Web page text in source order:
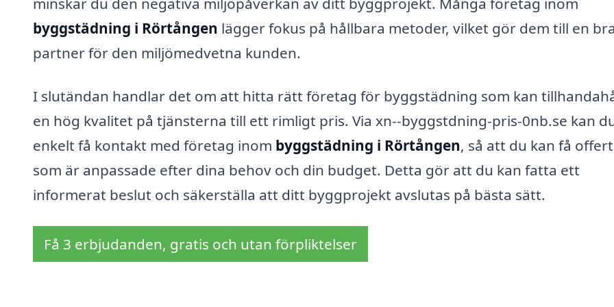
byggstädning i Rörtången lägger fokus på hållbara metoder, vilket gör dem till en bra
partner för den miljömedvetna kunden.
I slutändan handlar det om att hitta rätt företag för byggstädning som kan
en hög kvalitet på tjänsterna till ett rimligt pris. Via xn--byggstdning-pris-0nb.se kan
enkelt få kontakt med företag inom byggstädning i Rörtången, så att du kan få
som är anpassade efter dina behov och din budget. Detta gör att du kan fatta ett
informerat beslut och säkerställa att ditt byggprojekt avslutas på bästa sätt.
Få 3 erbjudanden, gratis och utan förpliktelser